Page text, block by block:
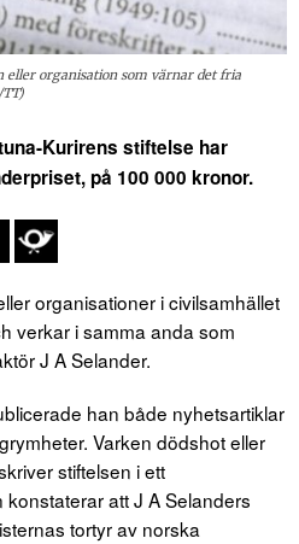
eller organisation som värnar det fria
Kurirens stiftelse har
på 100 000 kronor.
organisationer i civilsamhället
verkar i samma anda som
J A Selander.
han både nyhetsartiklar
Varken dödshot eller
stiftelsen i ett
att J A Selanders
tortyr av norska